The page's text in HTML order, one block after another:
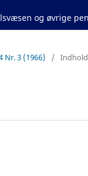
og øvrige
Nr. 3 (1966) / Indhold